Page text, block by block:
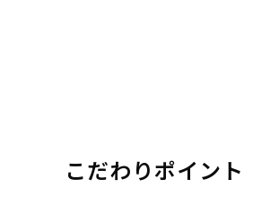
こだわりポイント